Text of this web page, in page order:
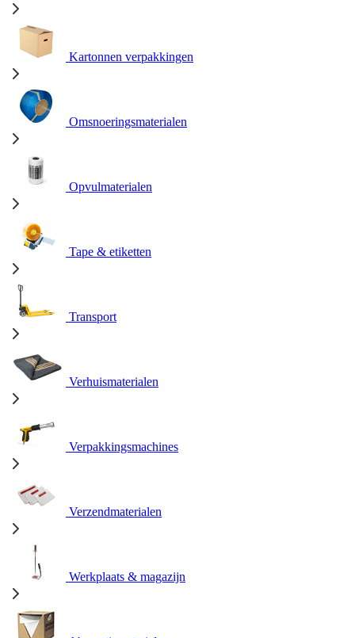
Kartonnen verpakkingen
Omsnoeringsmaterialen
Opvulmaterialen
Tape & etiketten
Transport
Verhuismaterialen
Verpakkingsmachines
Verzendmaterialen
Werkplaats & magazijn